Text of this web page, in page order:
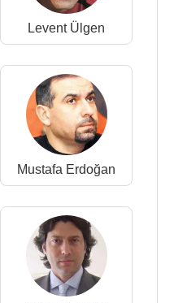
Levent Ülgen
Mustafa Erdoğan